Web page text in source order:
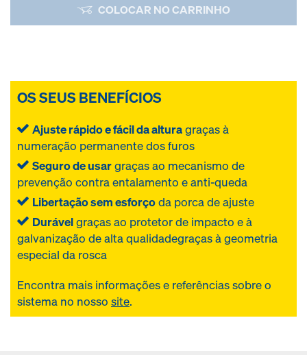
COLOCAR NO CARRINHO
OS SEUS BENEFÍCIOS
Ajuste rápido e fácil da alturagraças à
numeração permanente dos furos
Seguro de usargraças ao mecanismo de
prevenção contra entalamento e anti-queda
Libertação sem esforçoda porca de ajuste
Durávelgraças ao protetor de impacto e à
galvanização de alta qualidadegraças à geometria
especial da rosca
Encontra mais informações e referências sobre o
sistema no nosso site.